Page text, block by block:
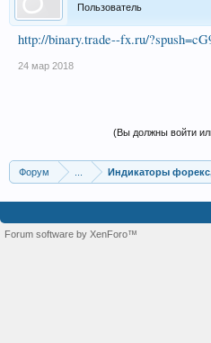
Пользователь
http://binary.trade--fx.ru/
24 мар 2018
(Вы должны войти
Форум Индикаторы
Forum software by XenForo™